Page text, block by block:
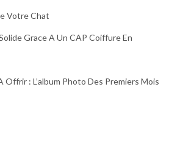
Votre Chat
Grace A Un CAP Coiffure En
Offrir : L’album Photo Des Premiers Mois